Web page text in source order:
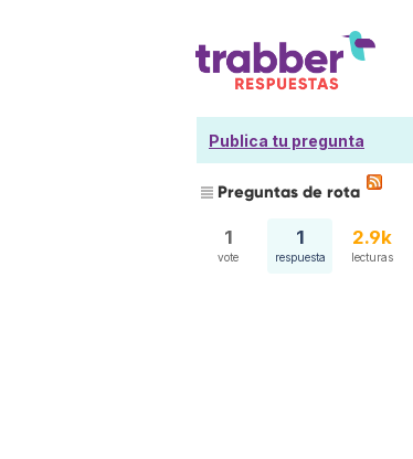
Publica tu pregunta
Preguntas de rota
1
vote
1
respuesta
2.9k
lecturas